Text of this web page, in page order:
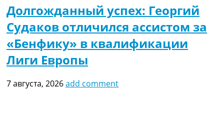
Долгожданный успех: Георгий
Судаков отличился ассистом за
«Бенфику» в квалификации
Лиги Европы
7 августа, 2026add comment